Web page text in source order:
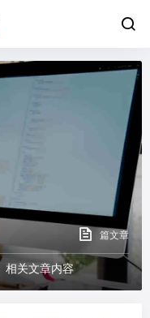
篇文章
相关文章内容